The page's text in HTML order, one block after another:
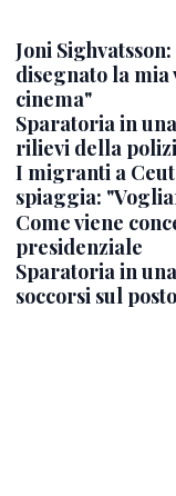
Joni
disegnato la mia
cinema"
Sparatoria in
rilievi della
I migranti a
spiaggia:
Come viene
presidenziale
Sparatoria in
soccorsi sul posto